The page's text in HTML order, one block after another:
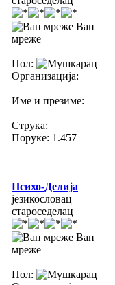
Ван
мреже
Пол:
Организација:
Име и презиме:
Струка:
Поруке: 1.457
Психо-Делија
језикословац
староседелац
Ван
мреже
Пол: